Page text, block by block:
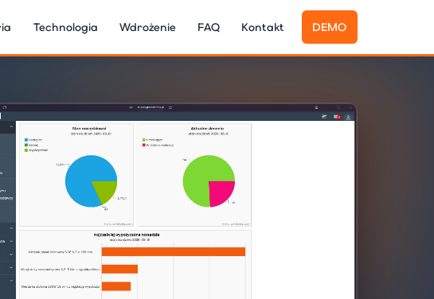
Technologia Wdrożenie FAQ Kontakt DEMO